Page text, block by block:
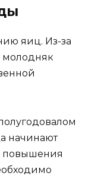
яиц. Из-за
молодняк
начинают
повышения